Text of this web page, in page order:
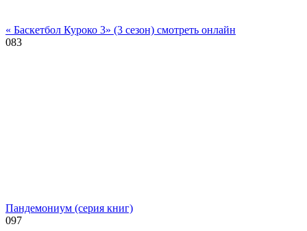
« Баскетбол Куроко 3» (3 сезон) смотреть онлайн
083
Пандемониум (серия книг)
097